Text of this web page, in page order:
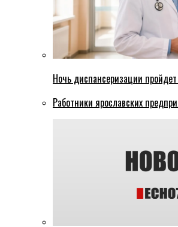
Ночь диспансеризации
Работники ярославских